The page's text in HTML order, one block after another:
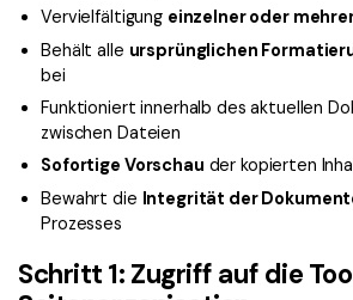
PDF Formular
PDF schützen
PDF Stapelbearbeiten
PDF OCR
PDF-Daten extrahieren
PDF-Software-Vergleich
G2 Awards
Bessere Nutzung
Technische Daten
Kontakt zum Support
Was ist NEU
Vervielfältigung einzelner oder
Behält alle ursprünglichen
bei
Funktioniert innerhalb des aktuellen
zwischen Dateien
Sofortige Vorschau der kopierten
Bewahrt die Integrität der
Prozesses
Schritt 1: Zugriff auf die